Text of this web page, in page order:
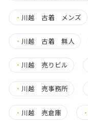
・ 川越 古着 メンズ
・ 川越 古着 無人
・ 川越 売りビル
・ 川越 売事務所
・ 川越 売倉庫 ・